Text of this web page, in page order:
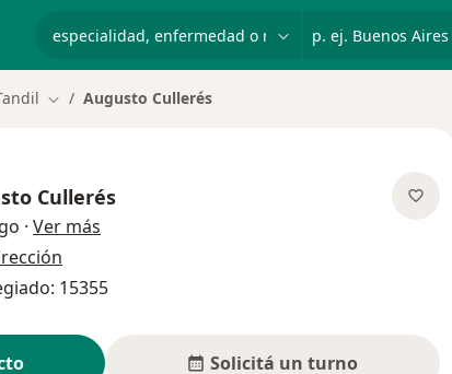
Cambiar de ciudad
Augusto Cullerés
Cullerés
· Ver más
15355
Solicitá un turno